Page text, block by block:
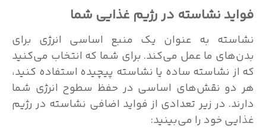
فواید نشاسته در رژیم غذایی شما
نشاسته به عنوان یک منبع اساسی انرژی برای
بدن‌های ما عمل می‌کند. برای شما که انتخاب می‌کنید
که از نشاسته ساده یا نشاسته پیچیده استفاده کنید،
هر دو نقش‌های اساسی در حفظ سطوح انرژی شما
دارند. در زیر تعدادی از فواید اضافی نشاسته در رژیم
غذایی خود را می‌بینید: